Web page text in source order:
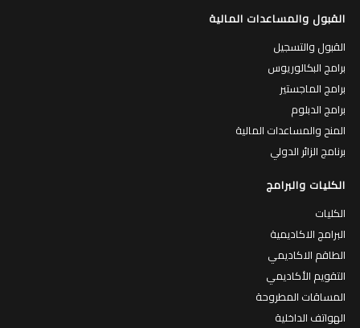
القبول والمساعدات المالية
القبول والتسجيل
برامج البكالوريوس
برامج الماجستير
برامج الدبلوم
المنح والمساعدات المالية
برنامج الزائر الدولي
الكليات والبرامج
الكليات
البرامج الاكاديمية
الطاقم الاكاديمي
التقويم الأكاديمي
المساقات المطروحة
الهواتف الداخلية